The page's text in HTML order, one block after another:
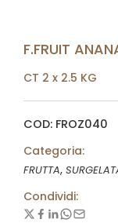
F.FRUIT
CT 2 x 2.5 KG
COD: FROZ040
Categoria:
FRUTTA,
Condividi: